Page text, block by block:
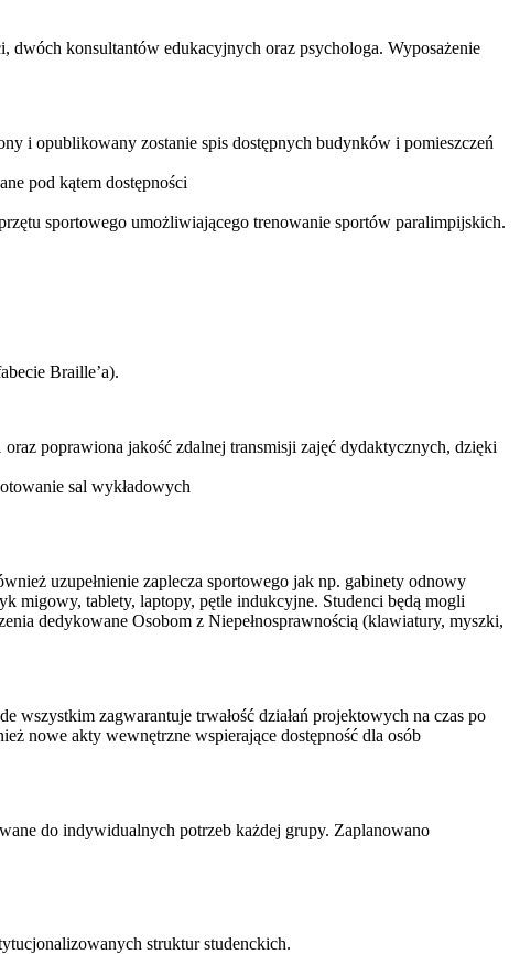
dwóch konsultantów edukacyjnych oraz psychologa. Wyposażenie
i opublikowany zostanie spis dostępnych budynków i pomieszczeń
pod kątem dostępności
sportowego umożliwiającego trenowanie sportów paralimpijskich.
Braille’a).
poprawiona jakość zdalnej transmisji zajęć dydaktycznych, dzięki
sal wykładowych
uzupełnienie zaplecza sportowego jak np. gabinety odnowy
migowy, tablety, laptopy, pętle indukcyjne. Studenci będą mogli
dedykowane Osobom z Niepełnosprawnością (klawiatury, myszki,
wszystkim zagwarantuje trwałość działań projektowych na czas po
nowe akty wewnętrzne wspierające dostępność dla osób
do indywidualnych potrzeb każdej grupy. Zaplanowano
struktur studenckich.